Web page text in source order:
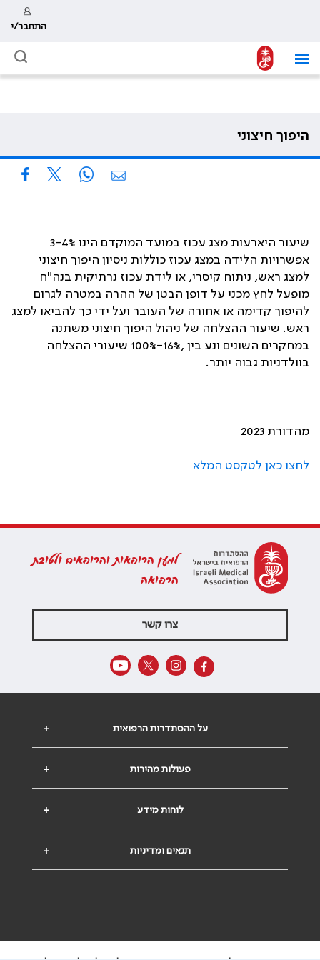
התחבר/י
היפוך חיצוני
שיעור היארעות מצג עכוז במועד המוקדם הינו 3-4%
אפשרויות הלידה במצג עכוז כוללות ניסיון היפוך חיצוני
למצג ראש, ניתוח קיסרי, או לידת עכוז נרתיקית בנה"ח
מופעל לחץ מכני על דופן הבטן של ההרה במטרה לגרום
להיפוך קדימה או אחורה של העובר ועל ידי כך להביאו למצג
ראש. שיעור ההצלחה של ניהול היפוך חיצוני משתנה
במחקרים השונים ונע בין ,16%-100% שיעורי ההצלחה
בוולדניות גבוה יותר.
מהדורת 2023
לחצו כאן לטקסט המלא
למען הרופאות והרופאים ולטובת
הרפואה
צרו קשר
+ על ההסתדרות הרפואית
+ פעולות מהירות
+ לוחות מידע
+ תנאים ומדיניות